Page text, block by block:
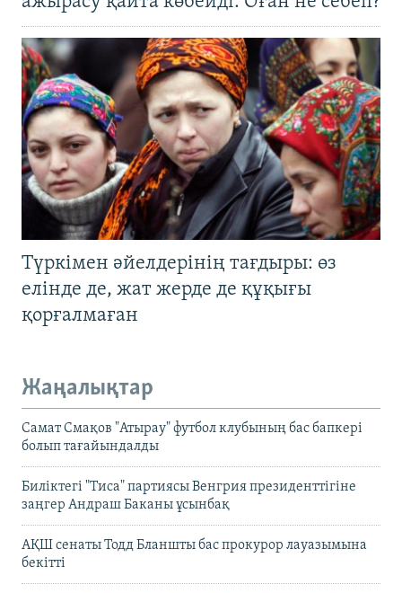
Түркімен әйелдерінің тағдыры: өз
елінде де, жат жерде де құқығы
қорғалмаған
Жаңалықтар
Самат Смақов "Атырау" футбол клубының бас бапкері
болып тағайындалды
Биліктегі "Тиса" партиясы Венгрия президенттігіне
заңгер Андраш Баканы ұсынбақ
АҚШ сенаты Тодд Бланшты бас прокурор лауазымына
бекітті